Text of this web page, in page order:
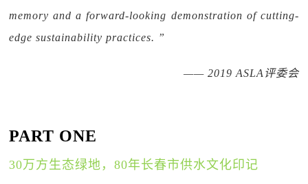
memory and a forward-looking demonstration of cutting-
edge sustainability practices. ”
—— 2019 ASLA评委会
PART ONE
30万方生态绿地，80年长春市供水文化印记